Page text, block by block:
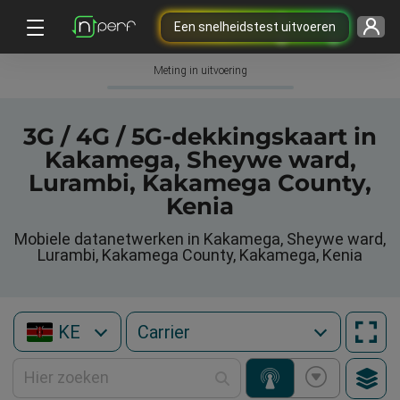
Een snelheidstest uitvoeren
Meting in uitvoering
3G / 4G / 5G-dekkingskaart in
Kakamega, Sheywe ward,
Lurambi, Kakamega County,
Kenia
Mobiele datanetwerken in Kakamega, Sheywe ward,
Lurambi, Kakamega County, Kakamega, Kenia
KE